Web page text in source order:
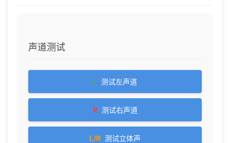
声道测试
L 测试左声道
R 测试右声道
L/R 测试立体声